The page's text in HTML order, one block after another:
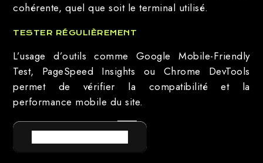
cohérente, quel que soit le terminal utilisé.
TESTER RÉGULIÈREMENT
L’usage d’outils comme Google Mobile-Friendly
Test, PageSpeed Insights ou Chrome DevTools
permet de vérifier la compatibilité et la
performance mobile du site.